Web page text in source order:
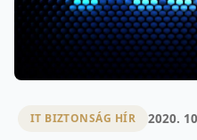
IT BIZTONSÁG HÍR 2020.